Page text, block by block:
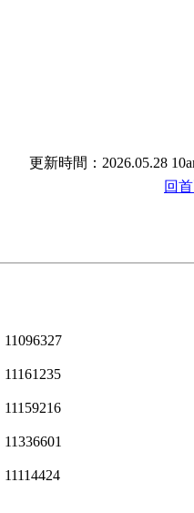
更新時間：2026.05.28
回
11096327
11161235
11159216
11336601
11114424